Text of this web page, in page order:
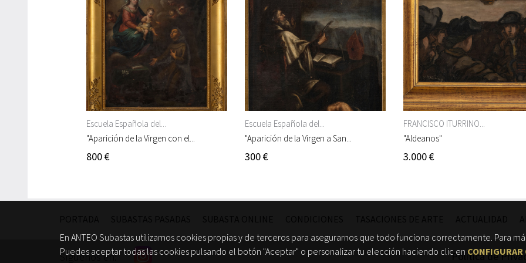
Escuela Española del...
"Aparición de la Virgen con el...
800 €
Escuela Española del...
"Aparición de la Virgen a San...
300 €
FRANCISCO ITURRINO...
"Aldeanos"
3.000 €
Síguenos en: Política de
En ANTEO Subastas utilizamos cookies propias y de terceros para asegurarnos que todo funciona correctamente. Para
Puedes aceptar todas las cookies pulsando el botón "Aceptar" o personalizar tu elección haciendo clic en CONFIGURAR